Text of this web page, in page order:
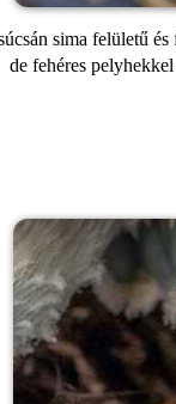
sima felületű
de fehéres